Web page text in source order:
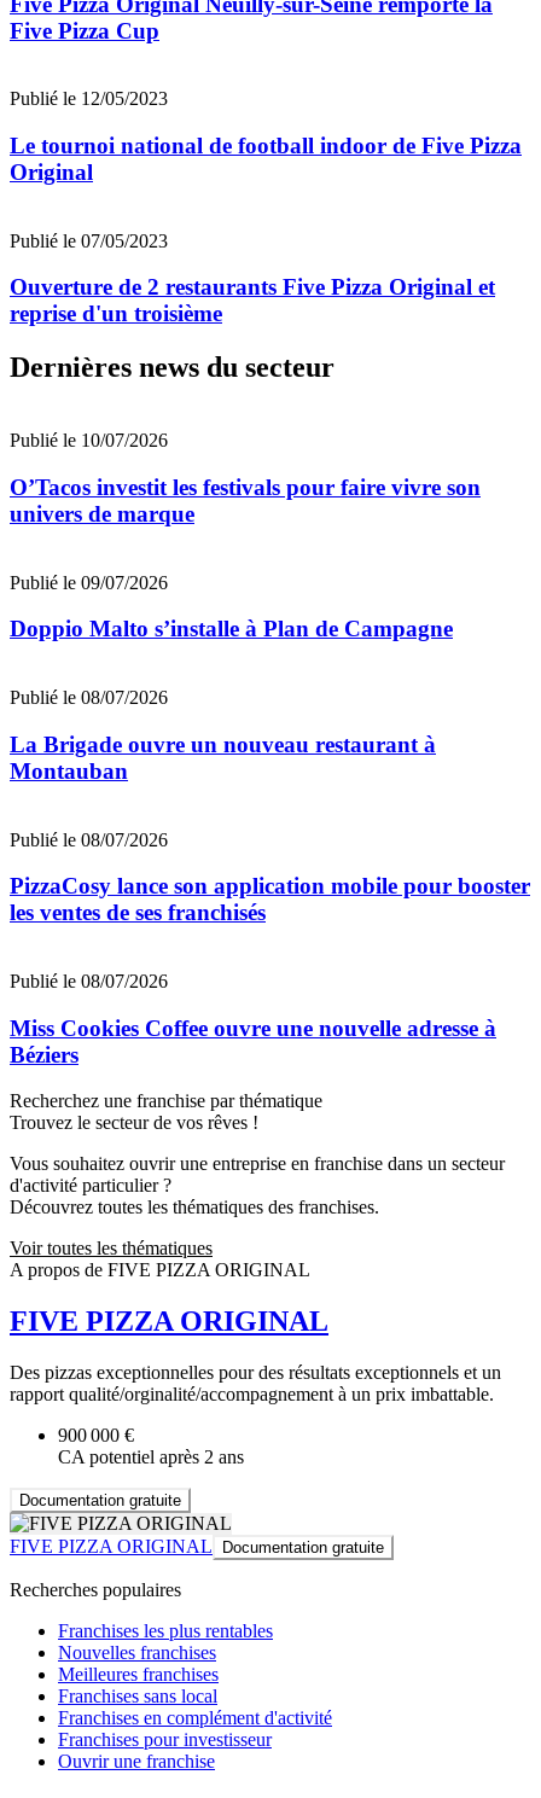
Five Pizza Cup
Publié le 12/05/2023
Le tournoi national de football indoor de Five Pizza
Original
Publié le 07/05/2023
Ouverture de 2 restaurants Five Pizza Original et
reprise d'un troisième
Dernières news du secteur
Publié le 10/07/2026
O’Tacos investit les festivals pour faire vivre son
univers de marque
Publié le 09/07/2026
Doppio Malto s’installe à Plan de Campagne
Publié le 08/07/2026
La Brigade ouvre un nouveau restaurant à
Montauban
Publié le 08/07/2026
PizzaCosy lance son application mobile pour booster
les ventes de ses franchisés
Publié le 08/07/2026
Miss Cookies Coffee ouvre une nouvelle adresse à
Béziers
Recherchez une franchise par thématique
Trouvez le secteur de vos rêves !
Vous souhaitez ouvrir une entreprise en franchise dans un secteur
d'activité particulier ?
Découvrez toutes les thématiques des franchises.
Voir toutes les thématiques
A propos de FIVE PIZZA ORIGINAL
FIVE PIZZA ORIGINAL
Des pizzas exceptionnelles pour des résultats exceptionnels et un
rapport qualité/orginalité/accompagnement à un prix imbattable.
900 000 €
CA potentiel après 2 ans
Documentation gratuite
FIVE PIZZA ORIGINAL Documentation gratuite
Recherches populaires
Franchises les plus rentables
Nouvelles franchises
Meilleures franchises
Franchises sans local
Franchises en complément d'activité
Franchises pour investisseur
Ouvrir une franchise